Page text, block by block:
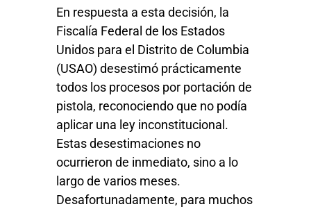
En respuesta a esta decisión, la
Fiscalía Federal de los Estados
Unidos para el Distrito de Columbia
(USAO) desestimó prácticamente
todos los procesos por portación de
pistola, reconociendo que no podía
aplicar una ley inconstitucional.
Estas desestimaciones no
ocurrieron de inmediato, sino a lo
largo de varios meses.
Desafortunadamente, para muchos